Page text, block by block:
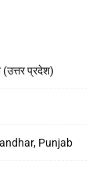
(उत्तर प्रदेश)
Punjab